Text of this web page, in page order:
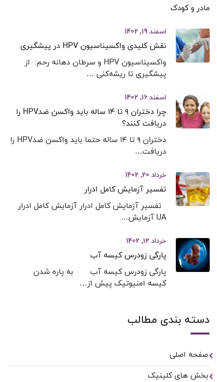
مادر و کودک
اسفند 19, 1402
نقش کلیدی واکسیناسیون HPV در پیشگیری
واکسیناسیون HPV و سرطان دهانه رحم: از
پیشگیری تا ریشه‌کنی …
اسفند 16, 1402
چرا دختران ۹ تا ۱۴ ساله باید واکسن ضدHPV را
دریافت کنند؟
دختران ۹ تا ۱۴ ساله حتما باید واکسن ضدHPV را
دریافت…
خرداد 20, 1402
تفسیر آزمایش کامل ادرار
تفسیر آزمایش کامل ادرار آزمایش کامل ادرار
UA آزمایش…
خرداد 12, 1402
پارگی زودرس کیسه آب
پارگی زودرس کیسه آب به پاره شدن
کیسه امنیوتیک پیش از…
دسته بندی مطالب
صفحه اصلی
بخش های کلینیک